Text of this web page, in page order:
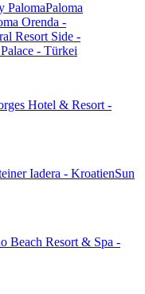
PalomaPaloma
Orenda -
Resort Side -
- Türkei
Hotel & Resort -
Iadera - KroatienSun
Beach Resort & Spa -